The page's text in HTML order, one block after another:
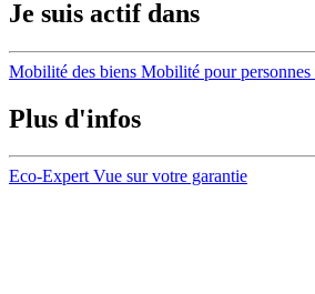
Je suis actif dans
Mobilité des biens Mobilité pour personnes
Plus d'infos
Eco-Expert Vue sur votre garantie